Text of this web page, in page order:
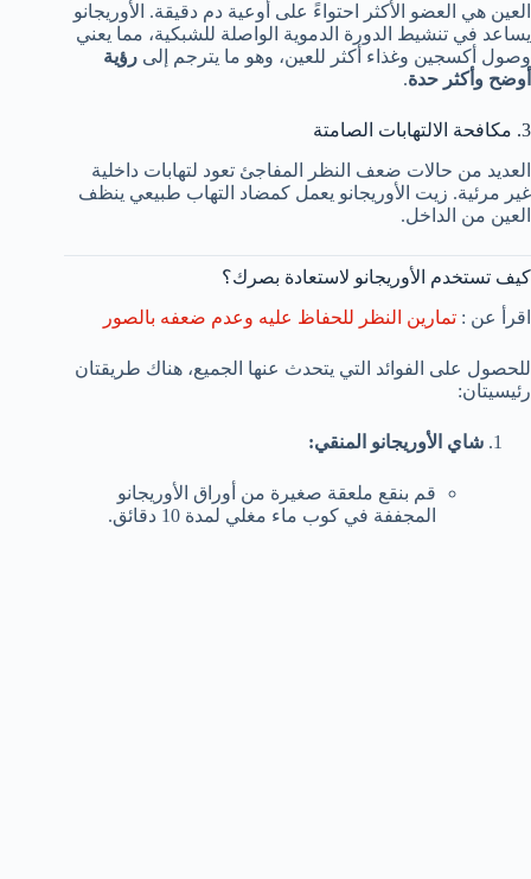
العين هي العضو الأكثر احتواءً على أوعية دم دقيقة. الأوريجانو
يساعد في تنشيط الدورة الدموية الواصلة للشبكية، مما يعني
وصول أكسجين وغذاء أكثر للعين، وهو ما يترجم إلى رؤية
أوضح وأكثر حدة.
3. مكافحة الالتهابات الصامتة
العديد من حالات ضعف النظر المفاجئ تعود لتهابات داخلية
غير مرئية. زيت الأوريجانو يعمل كمضاد التهاب طبيعي ينظف
العين من الداخل.
كيف تستخدم الأوريجانو لاستعادة بصرك؟
اقرأ عن : تمارين النظر للحفاظ عليه وعدم ضعفه بالصور
للحصول على الفوائد التي يتحدث عنها الجميع، هناك طريقتان
رئيسيتان:
شاي الأوريجانو المنقي:
قم بنقع ملعقة صغيرة من أوراق الأوريجانو
المجففة في كوب ماء مغلي لمدة 10 دقائق.